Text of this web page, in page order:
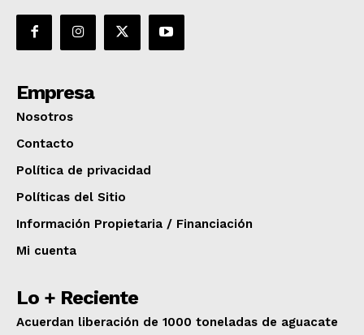
Empresa
Nosotros
Contacto
Política de privacidad
Políticas del Sitio
Información Propietaria / Financiación
Mi cuenta
Lo + Reciente
Acuerdan liberación de 1000 toneladas de aguacate